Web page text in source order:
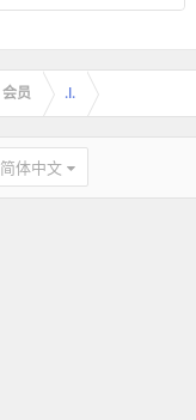
会员 .l.
简体中文